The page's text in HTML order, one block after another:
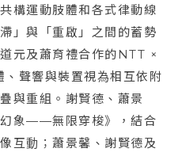
構運動肢體和各式律動線
」與「重啟」之間的蓄勢
元及蕭育禮合作的NTT ×
聲響與裝置視為相互依附
與重組。謝賢德、蕭景
象——無限穿梭》，結合
互動；蕭景馨、謝賢德及